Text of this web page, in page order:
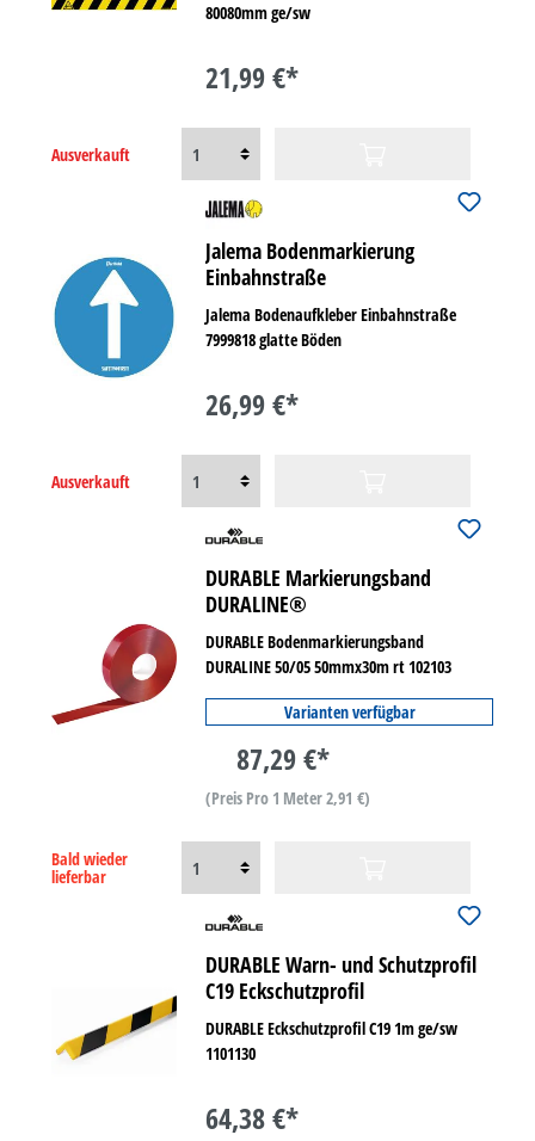
80080mm ge/sw
21,99 €*
Ausverkauft
Jalema Bodenmarkierung
Einbahnstraße
Jalema Bodenaufkleber Einbahnstraße
7999818 glatte Böden
26,99 €*
Ausverkauft
DURABLE Markierungsband
DURALINE®
DURABLE Bodenmarkierungsband
DURALINE 50/05 50mmx30m rt 102103
Varianten verfügbar
87,29 €*
(Preis Pro 1 Meter 2,91 €)
Bald wieder
lieferbar
DURABLE Warn- und Schutzprofil
C19 Eckschutzprofil
DURABLE Eckschutzprofil C19 1m ge/sw
1101130
64,38 €*